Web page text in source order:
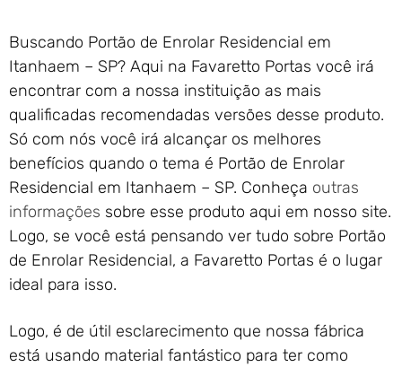
Enrolar em Nova Friburgo –
RJ
Buscando Portão de Enrolar Residencial em
Itanhaem – SP? Aqui na Favaretto Portas você irá
encontrar com a nossa instituição as mais
qualificadas recomendadas versões desse produto.
Só com nós você irá alcançar os melhores
benefícios quando o tema é Portão de Enrolar
Residencial em Itanhaem – SP. Conheça outras
informações sobre esse produto aqui em nosso site.
Logo, se você está pensando ver tudo sobre Portão
de Enrolar Residencial, a Favaretto Portas é o lugar
ideal para isso.
Logo, é de útil esclarecimento que nossa fábrica
está usando material fantástico para ter como